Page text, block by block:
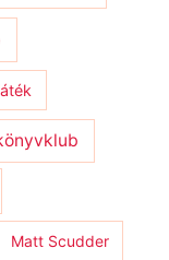
Matt Scudder